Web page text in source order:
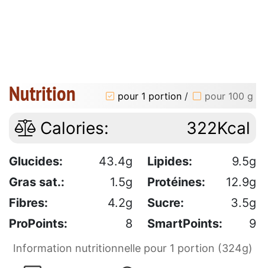
Nutrition pour 1 portion / pour 100 g
Calories: 322Kcal
Glucides: 43.4g Lipides:
9.5g
Gras sat.:
1.5g Protéines:
12.9g
Fibres:
4.2g Sucre:
3.5g
ProPoints:
8 SmartPoints: 9
Information nutritionnelle pour 1 portion (324g)